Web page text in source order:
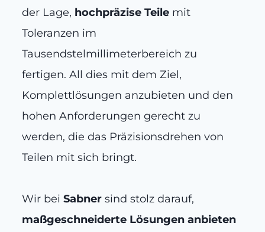
der Lage, hochpräzise Teile mit
Toleranzen im
Tausendstelmillimeterbereich zu
fertigen. All dies mit dem Ziel,
Komplettlösungen anzubieten und den
hohen Anforderungen gerecht zu
werden, die das Präzisionsdrehen von
Teilen mit sich bringt.
Wir bei Sabner sind stolz darauf,
maßgeschneiderte Lösungen anbieten